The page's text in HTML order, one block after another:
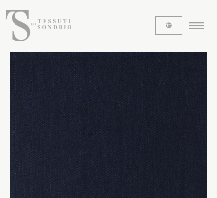
CHI SIAMO
Le etichette
La nostra storia
Lavora con noi
Share our fabrics